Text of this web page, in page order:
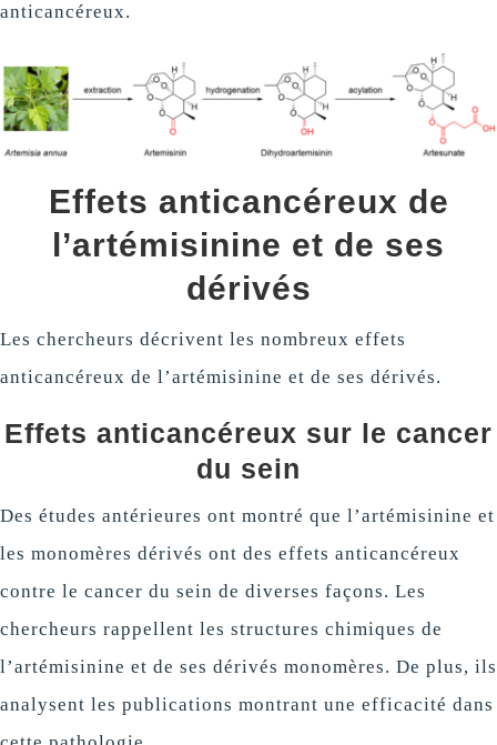
anticancéreux.
Effets anticancéreux de
l’artémisinine et de ses
dérivés
Les chercheurs décrivent les nombreux effets
anticancéreux de l’artémisinine et de ses dérivés.
Effets anticancéreux sur le cancer
du sein
Des études antérieures ont montré que l’artémisinine et
les monomères dérivés ont des effets anticancéreux
contre le cancer du sein de diverses façons. Les
chercheurs rappellent les structures chimiques de
l’artémisinine et de ses dérivés monomères. De plus, ils
analysent les publications montrant une efficacité dans